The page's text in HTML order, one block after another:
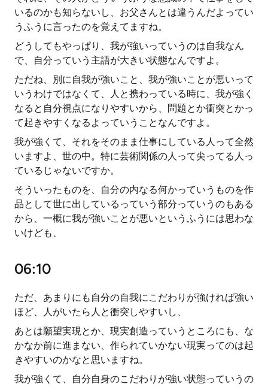
いるのかも知らないし、お父さんとは違うんだよってい
うふうに言ったのを覚えてますね。
どうしてもやっぱり、我が強いっていうのは自我なん
で、自分っていう主語が大きい状態なんですよ。
ただね、別に自我が強いこと、我が強いことが悪いって
いうわけではなくて、人と携わっている時に、我が強く
なると自分視点になりやすいから、問題とか衝突とかっ
て起きやすくなるよっていうことなんですよ。
我が強くて、それをそのまま仕事にしている人って全然
いますよ、世の中。特に芸術関係の人って尖ってる人っ
ているじゃないですか。
そういったものを、自分の内なる何かっていうものを作
品として世に出しているっていう部分っていうのもある
から、一概に我が強いことが悪いというふうには思わな
いけども、
06:10
ただ、あまりにも自分の自我にこだわりが強ければ強い
ほど、人がいたら人と衝突しやすいし、
あとは願望実現とか、現実創造っていうところにも、な
かなか前に進まない、作られていかない現実ってのは起
きやすいのかなと思いますね。
我が強くて、自分自身のこだわりが強い状態っていうの